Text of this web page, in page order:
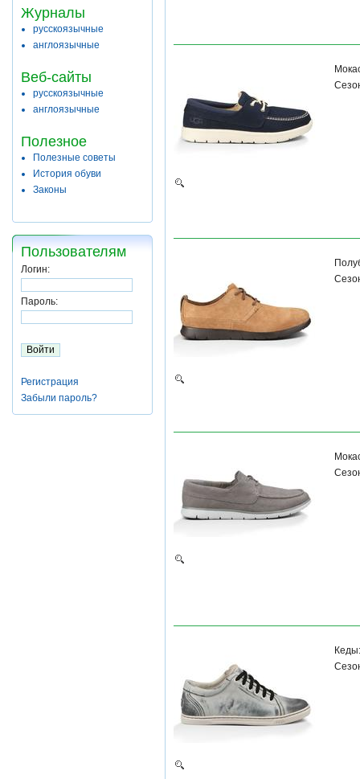
Журналы
русскоязычные
англоязычные
Веб-сайты
русскоязычные
англоязычные
Полезное
Полезные советы
История обуви
Законы
Пользователям
Логин:
Пароль:
Регистрация
Забыли пароль?